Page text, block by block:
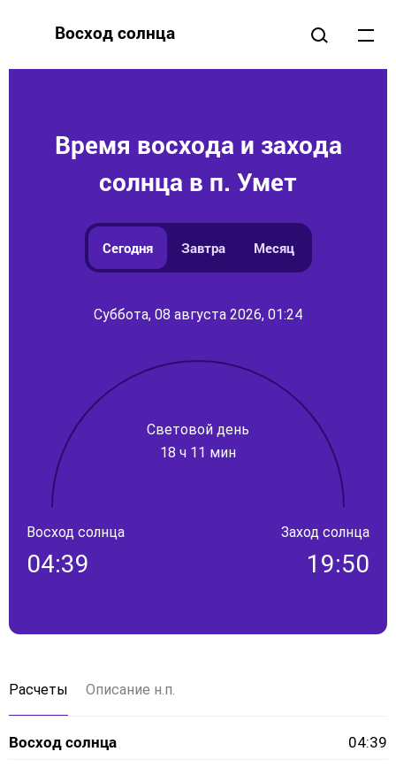
Восход солнца
Время восхода и захода
солнца в п. Умет
Сегодня Завтра Месяц
Суббота, 08 августа 2026, 01:24
Световой день
18 ч 11 мин
Восход солнца
04:39
Заход солнца
19:50
Расчеты Описание н.п.
Восход солнца
04:39